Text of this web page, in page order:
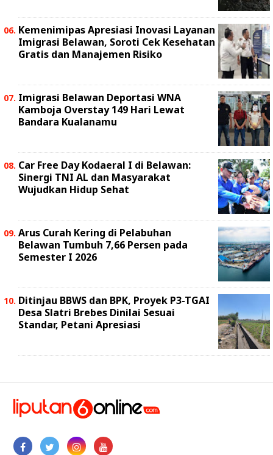
Kemenimipas Apresiasi Inovasi Layanan
Imigrasi Belawan, Soroti Cek Kesehatan
Gratis dan Manajemen Risiko
Imigrasi Belawan Deportasi WNA
Kamboja Overstay 149 Hari Lewat
Bandara Kualanamu
Car Free Day Kodaeral I di Belawan:
Sinergi TNI AL dan Masyarakat
Wujudkan Hidup Sehat
Arus Curah Kering di Pelabuhan
Belawan Tumbuh 7,66 Persen pada
Semester I 2026
Ditinjau BBWS dan BPK, Proyek P3-TGAI
Desa Slatri Brebes Dinilai Sesuai
Standar, Petani Apresiasi